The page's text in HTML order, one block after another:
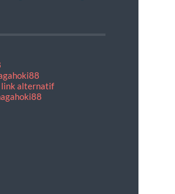
link alternatif